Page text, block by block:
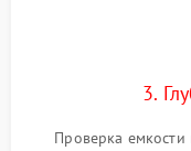
3.
Проверка емкости